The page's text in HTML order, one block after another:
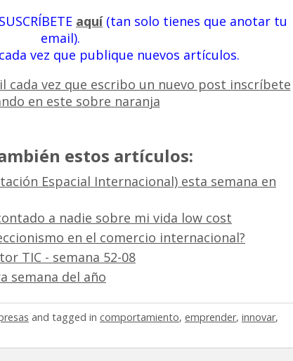
aquí(tan solo tienes que anotar tu
email).
vez que publique nuevos artículos.
estos artículos:
Espacial Internacional) esta semana en
a nadie sobre mi vida low cost
en el comercio internacional?
TIC - semana 52-08
semana del año
and tagged in comportamiento, emprender, innovar,